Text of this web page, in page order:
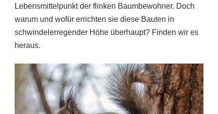
Lebensmittelpunkt der flinken Baumbewohner. Doch
warum und wofür errichten sie diese Bauten in
schwindelerregender Höhe überhaupt? Finden wir es
heraus.